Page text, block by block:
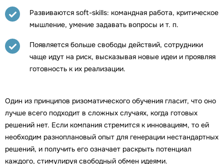
Развиваются soft-skills: командная работа, критическое
мышление, умение задавать вопросы и т. п.
Появляется больше свободы действий, сотрудники
чаще идут на риск, высказывая новые идеи и проявляя
готовность к их реализации.
Один из принципов ризоматического обучения гласит, что оно
лучше всего подходит в сложных случаях, когда готовых
решений нет. Если компания стремится к инновациям, то ей
необходим разноплановый опыт для генерации нестандартных
решений, и получить его означает раскрыть потенциал
каждого, стимулируя свободный обмен идеями.